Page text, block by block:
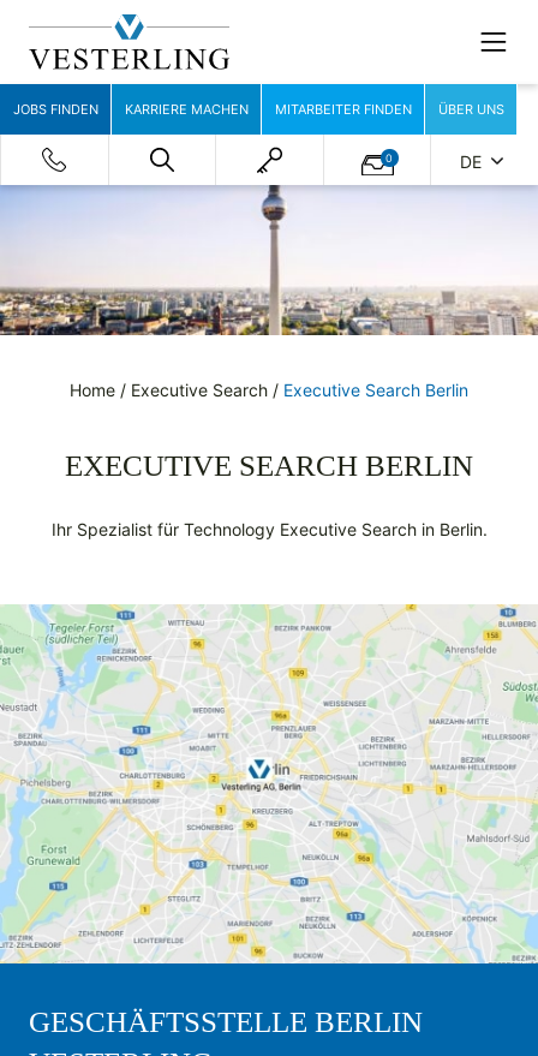
JOBS FINDEN KARRIERE MACHEN MITARBEITER FINDEN ÜBER UNS
0 DE
Home / Executive Search / Executive Search Berlin
EXECUTIVE SEARCH BERLIN
Ihr Spezialist für Technology Executive Search in Berlin.
GESCHÄFTSSTELLE BERLIN